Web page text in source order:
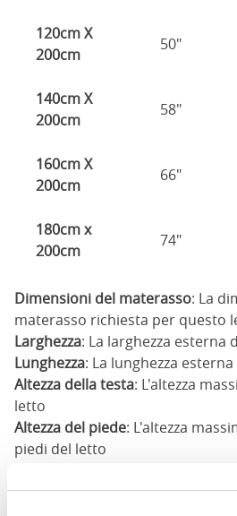
120cm X
200cm
50"
140cm X
200cm
58"
160cm X
200cm
66"
180cm x
200cm
74"
Dimensioni del materasso: La
materasso richiesta per questo
Larghezza: La larghezza esterna
Lunghezza: La lunghezza
Altezza della testa: L'altezza
letto
Altezza del piede: L'altezza
piedi del letto